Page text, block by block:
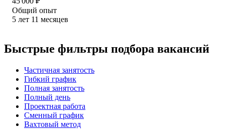
Общий опыт
5 лет 11 месяцев
Быстрые фильтры подбора вакансий
Частичная занятость
Гибкий график
Полная занятость
Полный день
Проектная работа
Сменный график
Вахтовый метод